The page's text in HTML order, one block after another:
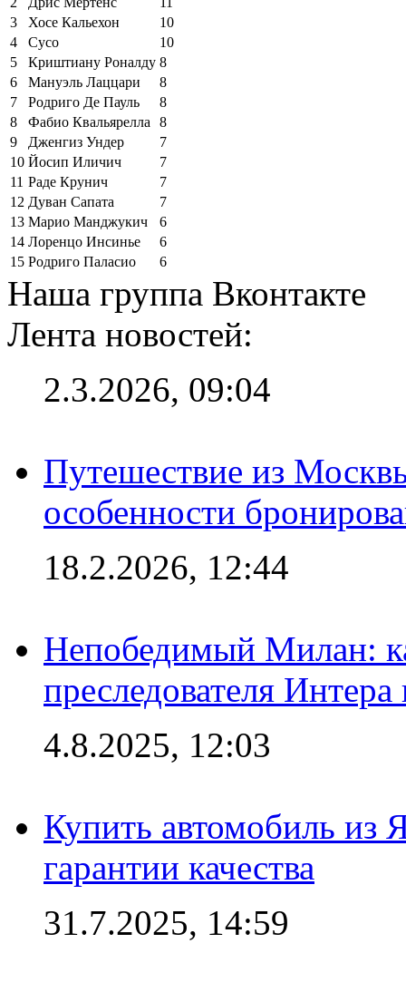
3
Хосе Кальехон
10
4
Сусо
10
5
Криштиану Роналду 8
6
Мануэль Лаццари
8
7
Родриго Де Пауль
8
8
Фабио Квальярелла
8
9
Дженгиз Ундер
7
10 Йосип Иличич
7
11 Раде Крунич
7
12 Дуван Сапата
7
13 Марио Манджукич
6
14 Лоренцо Инсинье
6
15 Родриго Паласио 6
Наша группа Вконтакте
Лента новостей:
2.3.2026, 09:04
Путешествие из
особенности
18.2.2026, 12:44
Непобедимый Милан:
преследователя
4.8.2025, 12:03
Купить автомобиль из
гарантии качества
31.7.2025, 14:59